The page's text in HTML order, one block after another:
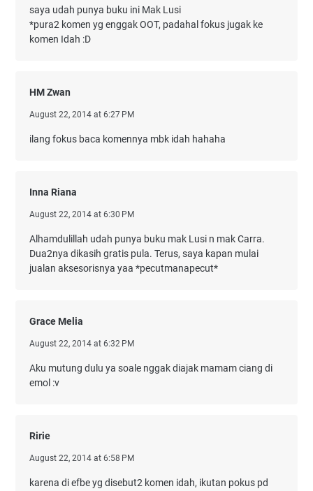
saya udah punya buku ini Mak Lusi
*pura2 komen yg enggak OOT, padahal fokus jugak ke
komen Idah :D
HM Zwan
August 22, 2014 at 6:27 PM
ilang fokus baca komennya mbk idah hahaha
Inna Riana
August 22, 2014 at 6:30 PM
Alhamdulillah udah punya buku mak Lusi n mak Carra.
Dua2nya dikasih gratis pula. Terus, saya kapan mulai
jualan aksesorisnya yaa *pecutmanapecut*
Grace Melia
August 22, 2014 at 6:32 PM
Aku mutung dulu ya soale nggak diajak mamam ciang di
emol :v
Ririe
August 22, 2014 at 6:58 PM
karena di efbe yg disebut2 komen idah, ikutan pokus pd